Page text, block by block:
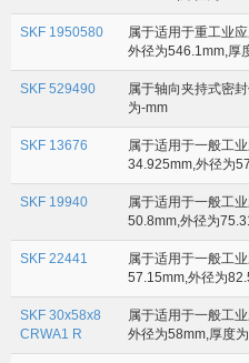
SKF 1950580
属于适用于重工业
外径为546.1mm,厚
SKF 529490
属于轴向夹持式密
为-mm
SKF 13676
属于适用于一般工
34.925mm,外径为
SKF 19940
属于适用于一般工
50.8mm,外径为
SKF 22441
属于适用于一般工
57.15mm,外径为
SKF 30x58x8
CRWA1 R
属于适用于一般工
外径为58mm,厚度